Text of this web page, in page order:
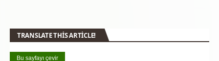
TRANSLATE THIS ARTICLE!
Bu sayfayı çevir